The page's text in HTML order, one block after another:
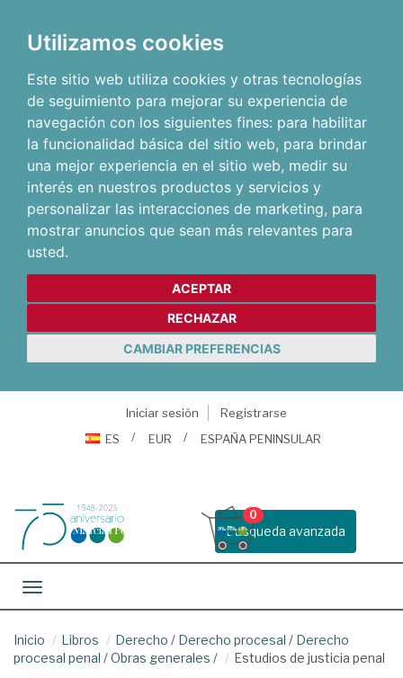
Utilizamos cookies
Este sitio web utiliza cookies y otras tecnologías
de seguimiento para mejorar su experiencia de
navegación con los siguientes fines: para habilitar
la funcionalidad básica del sitio web, para brindar
una mejor experiencia en el sitio web, medir su
interés en nuestros productos y servicios y
personalizar las interacciones de marketing, para
mostrar anuncios que sean más relevantes para
usted.
ACEPTAR
RECHAZAR
CAMBIAR PREFERENCIAS
Iniciar sesión
Registrarse
ES
EUR ESPAÑA PENINSULAR
Busqueda avanzada
0
Toggle navigation
Inicio Libros Derecho / Derecho procesal / Derecho
procesal penal /Obras generales / Estudios de justicia penal